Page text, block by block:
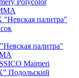
палитра"
палитра"
Maimeri
Подольский